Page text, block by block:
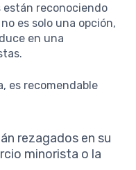
están reconociendo
es solo una opción,
en una
es recomendable
rezagados en su
minorista o la